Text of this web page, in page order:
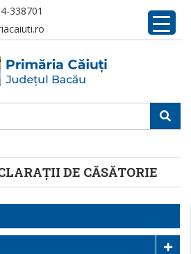
338701
DE CĂSĂTORIE